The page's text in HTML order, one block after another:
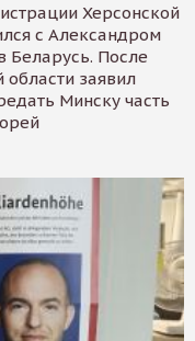
Херсонской
с Александром
Беларусь. После
области заявил
Минску часть